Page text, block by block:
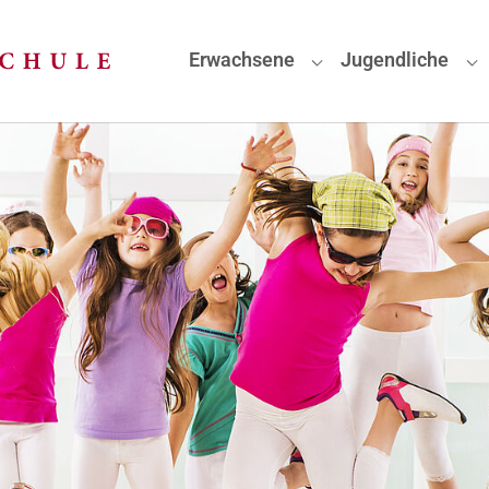
Erwachsene
Submenu for
Jugendliche